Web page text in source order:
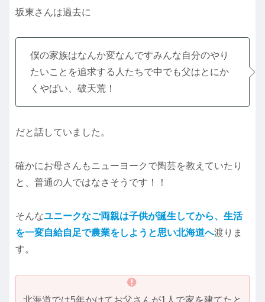
坂東さんは過去に
僕の家族はなんか変なんですみんな自分のやり
たいことを追求する人たちで中でも父はとにか
くやばい、破天荒！
だと話していました。
確かにお母さんもニューヨークで陶芸を教えていたり
と、普通の人ではなさそうです！！
そんなユニークなご両親は子供が誕生してから、生活
を一変自給自足で農業をしようと思い北海道へ渡りま
す。
北海道では5年かけてお父さんが1人で家を建てたと